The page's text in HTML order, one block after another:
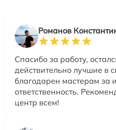
Романов
Спасибо за работу,
действительно лучшие в
благодарен мастерам за
ответственность.
центр всем!